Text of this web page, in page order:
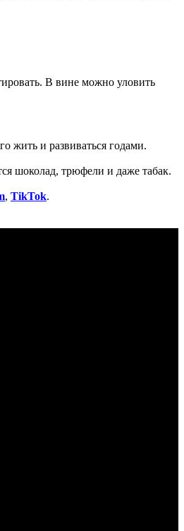
В вине можно уловить
жить и развиваться годами.
шоколад, трюфели и даже табак.
, TikTok.